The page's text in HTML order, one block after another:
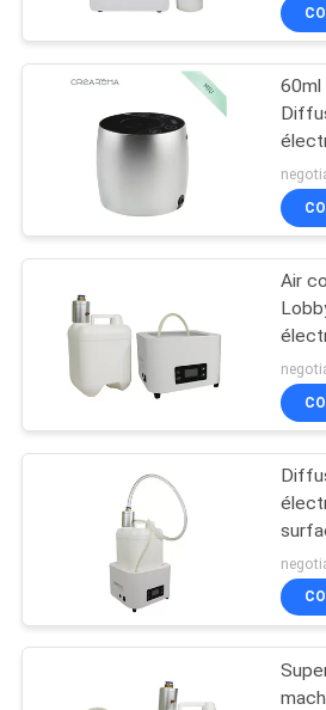
DEMANDEZ
UNE
CITATION
SITE
POLITIQUE
CONFIDENTIALITÉ
système de
distribution
parfum
Diffuseur de
CVC
Diffuseur
à piles
60ml
de
Air
d'air
de